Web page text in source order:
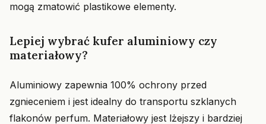
mogą zmatowić plastikowe elementy.
Lepiej wybrać kufer aluminiowy czy
materiałowy?
Aluminiowy zapewnia 100% ochrony przed
zgnieceniem i jest idealny do transportu szklanych
flakonów perfum. Materiałowy jest lżejszy i bardziej